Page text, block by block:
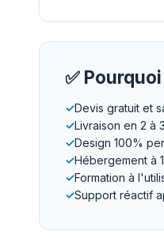
✅
✓Devis gratuit et
✓Livraison en 2 à
✓Design 100%
✓Hébergement à
✓Formation à
✓Support réactif